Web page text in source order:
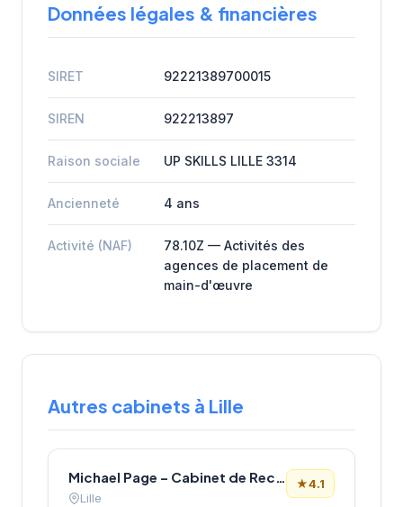
Données légales & financières
SIRET 92221389700015
SIREN 922213897
Raison sociale UP SKILLS LILLE 3314
Ancienneté 4 ans
Activité (NAF)
78.10Z — Activités des
agences de placement de
main-d'œuvre
Autres cabinets à Lille
Michael Page – Cabinet de Recrutement Lille
Lille
★4.1